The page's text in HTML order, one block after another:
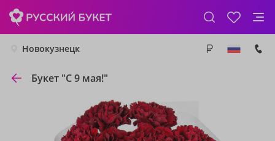
Новокузнецк
Букет "С 9 мая!"